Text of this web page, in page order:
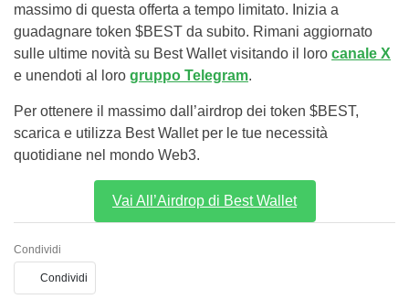
massimo di questa offerta a tempo limitato. Inizia a
guadagnare token $BEST da subito. Rimani aggiornato
sulle ultime novità su Best Wallet visitando il loro canale X
e unendoti al loro gruppo Telegram.
Per ottenere il massimo dall’airdrop dei token $BEST,
scarica e utilizza Best Wallet per le tue necessità
quotidiane nel mondo Web3.
Vai All’Airdrop di Best Wallet
Condividi
Condividi